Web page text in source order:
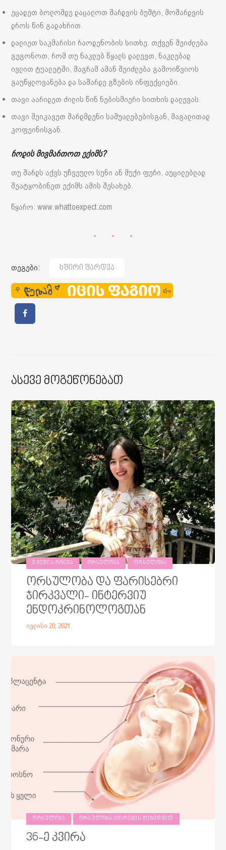
ეცადეთ ბოლომდე დაცალოთ შარდვის ბუშტი, მოშარდვის
დროს წინ გადახრით.
დალიეთ საკმარისი რაოდენობის სითხე. თქვენ შეიძლება
გეგონოთ, რომ თუ ნაკლებ წყალს დალევთ, ნაკლებად
ივლით ტუალეტში, მაგრამ ამან შეიძლება გამოიწვიოს
გაუწყლოვანება და საშარდე გზების ინფექციები.
თავი აარიდეთ ძილის წინ ნებისმიერი სითხის დალევას.
თავი შეიკავეთ შარდმდენი საშუალებებისგან, მაგალითად
კოფეინისგან.
როდის მივმართოთ ექიმს?
თუ შარდს აქვს უჩვეულო სუნი ან მუქი ფერი, აუცილებლად
შეატყობინეთ ექიმს ამის შესახებ.
წყარო: www.whattoexpect.com
თეგები: Ხშირი Შარდვა
Ასევე Მოგეწონებათ
ᲔᲥᲘᲛᲘᲡ ᲠᲩᲔᲕᲐ ᲝᲠᲡᲣᲚᲝᲑᲐ ᲝᲠᲡᲣᲚᲝᲑᲐ
ორსულობა და ფარისებრი
ჯირკვალი- ინტერვიუ
ენდოკრინოლოგთან
ივლისი 20, 2021
ᲝᲠᲡᲣᲚᲝᲑᲐ ᲝᲠᲡᲣᲚᲝᲑᲐ ᲙᲕᲘᲠᲔᲑᲘᲡ ᲛᲘᲮᲔᲓᲕᲘᲗ
36-ე კვირა